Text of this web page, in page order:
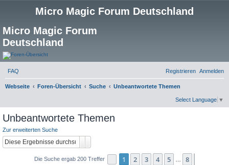
Micro Magic Forum Deutschland
Micro Magic Forum
Deutschland
FAQ Anmelden
Registrieren
Webseite Foren-Übersicht Suche Unbeantwortete Themen
Select Language ▼
Unbeantwortete Themen
Zur erweiterten Suche
Die Suche ergab 200 Treffer Seite 1von
1 2 3 4 5 8